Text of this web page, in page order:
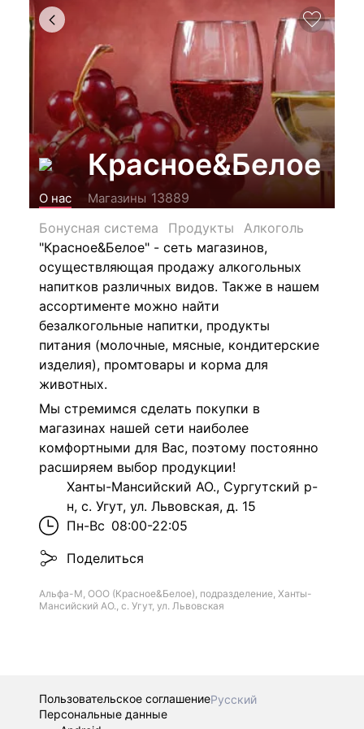
Красное&Белое
О нас Магазины 13889
Бонусная система
Продукты
Алкоголь
"Красное&Белое" - сеть магазинов,
осуществляющая продажу алкогольных
напитков различных видов. Также в нашем
ассортименте можно найти
безалкогольные напитки, продукты
питания (молочные, мясные, кондитерские
изделия), промтовары и корма для
животных.
Мы стремимся сделать покупки в
магазинах нашей сети наиболее
комфортными для Вас, поэтому постоянно
расширяем выбор продукции!
Ханты-Мансийский АО., Сургутский р-
н, с. Угут, ул. Львовская, д. 15
Пн-Вс 08:00-22:05
Поделиться
Альфа-М, ООО (Красное&Белое), подразделение, Ханты-
Мансийский АО., с. Угут, ул. Львовская
Пользовательское соглашениеРусский
Персональные данные